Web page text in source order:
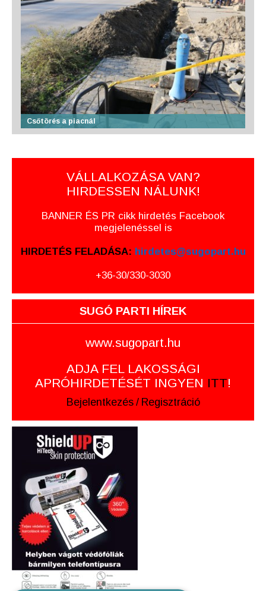
Csőtörés a piacnál
VÁLLALKOZÁSA VAN?
HIRDESSEN NÁLUNK!
BANNER ÉS PR cikk hirdetés Facebook
megjelenéssel is
HIRDETÉS FELADÁSA: hirdetes@sugopart.hu
+36-30/330-3030
SUGÓ PARTI HÍREK
www.sugopart.hu
ADJA FEL LAKOSSÁGI
APRÓHIRDETÉSÉT INGYEN ITT!
Bejelentkezés / Regisztráció